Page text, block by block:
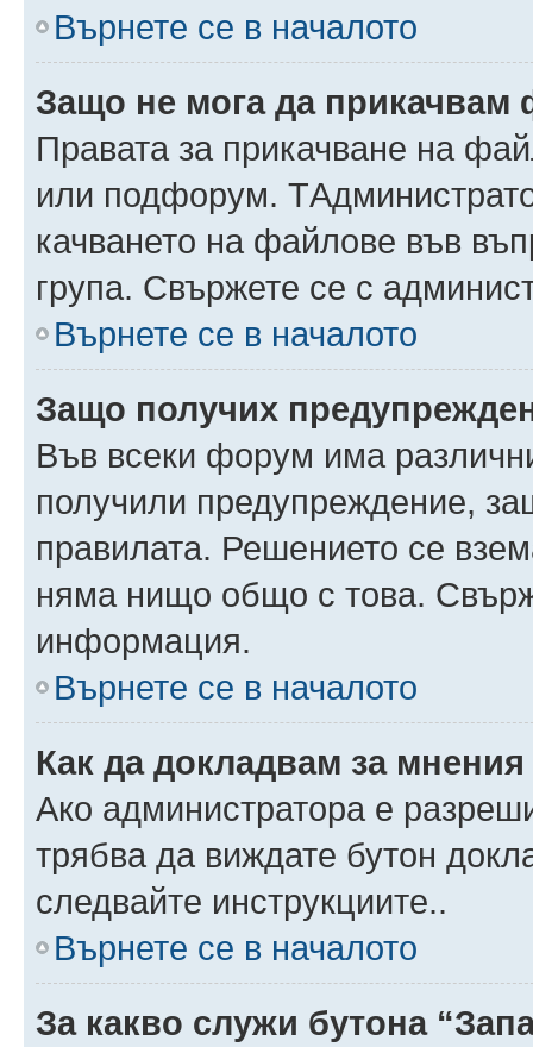
Върнете се в началото
Защо не мога да прикачвам
Правата за прикачване на
или подфорум.
качването на файлове във
група. Свържете се с
Върнете се в началото
Защо получих
Във всеки форум има
получили предупреждение,
правилата. Решението се
няма нищо общо с това.
информация.
Върнете се в началото
Как да докладвам за
Ако администратора е
трябва да виждате бутон
следвайте инструкциите..
Върнете се в началото
За какво служи бутона